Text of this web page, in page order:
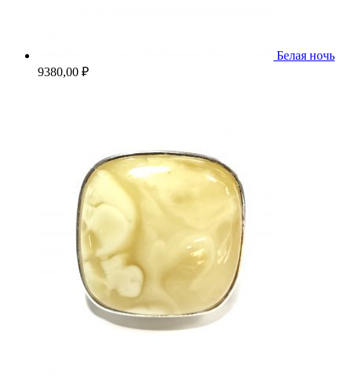
Белая ночь
9380,00 ₽